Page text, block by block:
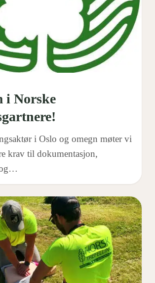
i Norske
i Oslo og omegn møter vi
krav til dokumentasjon,
og…
0